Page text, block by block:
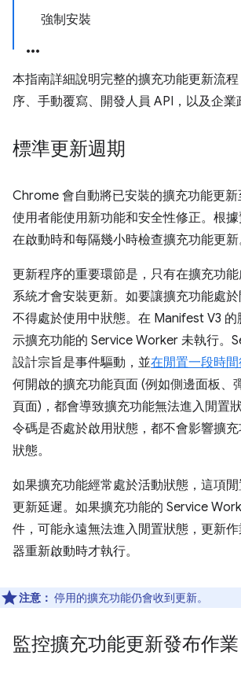
強制安裝
本指南詳細說明完整的擴充功能更新流
序、手動覆寫、開發人員 API，以及企業
標準更新週期
Chrome 會自動將已安裝的擴充功能更
使用者能使用新功能和安全性修正。根
在啟動時和每隔幾小時檢查擴充功能更新
更新程序的重要環節是，只有在擴充功
系統才會安裝更新。如要讓擴充功能處
不得處於使用中狀態。在 Manifest V3
示擴充功能的 Service Worker 未執行。
設計宗旨是事件驅動，並在閒置一段時
何開啟的擴充功能頁面 (例如側邊面板、
頁面)，都會導致擴充功能無法進入閒置
令碼是否處於啟用狀態，都不會影響擴
狀態。
如果擴充功能經常處於活動狀態，這項
更新延遲。如果擴充功能的 Service
件，可能永遠無法進入閒置狀態，更新
器重新啟動時才執行。
注意： 停用的擴充功能仍會收到更新。
監控擴充功能更新發布作業